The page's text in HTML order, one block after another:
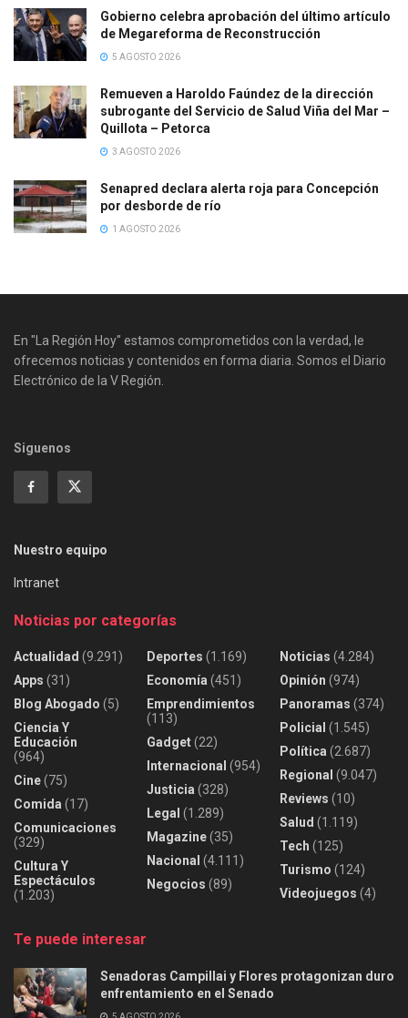
Gobierno celebra aprobación del último artículo
de Megareforma de Reconstrucción
5 AGOSTO 2026
Remueven a Haroldo Faúndez de la dirección
subrogante del Servicio de Salud Viña del Mar –
Quillota – Petorca
3 AGOSTO 2026
Senapred declara alerta roja para Concepción
por desborde de río
1 AGOSTO 2026
En "La Región Hoy" estamos comprometidos con la verdad, le
ofrecemos noticias y contenidos en forma diaria. Somos el Diario
Electrónico de la V Región.
Siguenos
Nuestro equipo
Intranet
Noticias por categorías
Actualidad (9.291)
Apps (31)
Blog Abogado (5)
Ciencia Y
Educación
(964)
Cine(75)
Comida (17)
Comunicaciones
(329)
Cultura Y
Espectáculos
(1.203)
Deportes (1.169)
Economía (451)
Emprendimientos
(113)
Gadget(22)
Internacional (954)
Justicia (328)
Legal (1.289)
Magazine(35)
Nacional (4.111)
Negocios (89)
Noticias (4.284)
Opinión (974)
Panoramas (374)
Policial (1.545)
Política (2.687)
Regional (9.047)
Reviews (10)
Salud (1.119)
Tech (125)
Turismo (124)
Videojuegos (4)
Te puede interesar
Senadoras Campillai y Flores protagonizan duro
enfrentamiento en el Senado